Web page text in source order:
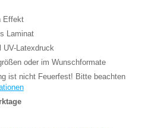
Effekt
Laminat
UV-Latexdruck
oder im Wunschformate
ist nicht Feuerfest! Bitte beachten